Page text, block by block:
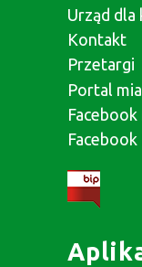
Urząd dla
Kontakt
Przetargi
Portal
Facebook